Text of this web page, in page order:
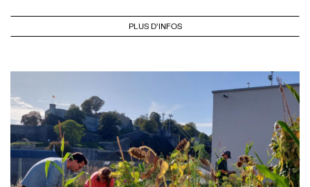
PLUS D'INFOS